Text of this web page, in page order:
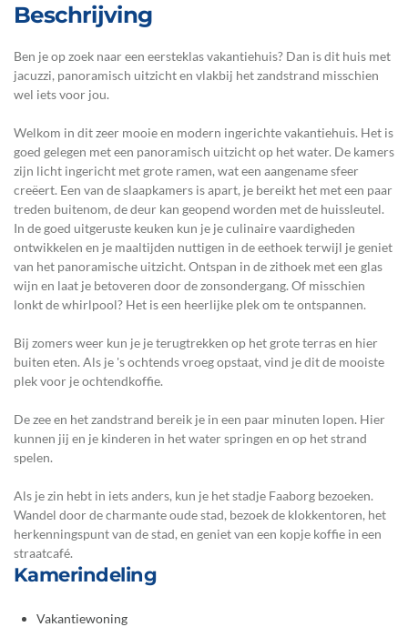
Beschrijving
Ben je op zoek naar een eersteklas vakantiehuis? Dan is dit huis met
jacuzzi, panoramisch uitzicht en vlakbij het zandstrand misschien
wel iets voor jou.
Welkom in dit zeer mooie en modern ingerichte vakantiehuis. Het is
goed gelegen met een panoramisch uitzicht op het water. De kamers
zijn licht ingericht met grote ramen, wat een aangename sfeer
creëert. Een van de slaapkamers is apart, je bereikt het met een paar
treden buitenom, de deur kan geopend worden met de huissleutel.
In de goed uitgeruste keuken kun je je culinaire vaardigheden
ontwikkelen en je maaltijden nuttigen in de eethoek terwijl je geniet
van het panoramische uitzicht. Ontspan in de zithoek met een glas
wijn en laat je betoveren door de zonsondergang. Of misschien
lonkt de whirlpool? Het is een heerlijke plek om te ontspannen.
Bij zomers weer kun je je terugtrekken op het grote terras en hier
buiten eten. Als je 's ochtends vroeg opstaat, vind je dit de mooiste
plek voor je ochtendkoffie.
De zee en het zandstrand bereik je in een paar minuten lopen. Hier
kunnen jij en je kinderen in het water springen en op het strand
spelen.
Als je zin hebt in iets anders, kun je het stadje Faaborg bezoeken.
Wandel door de charmante oude stad, bezoek de klokkentoren, het
herkenningspunt van de stad, en geniet van een kopje koffie in een
straatcafé.
Kamerindeling
Vakantiewoning